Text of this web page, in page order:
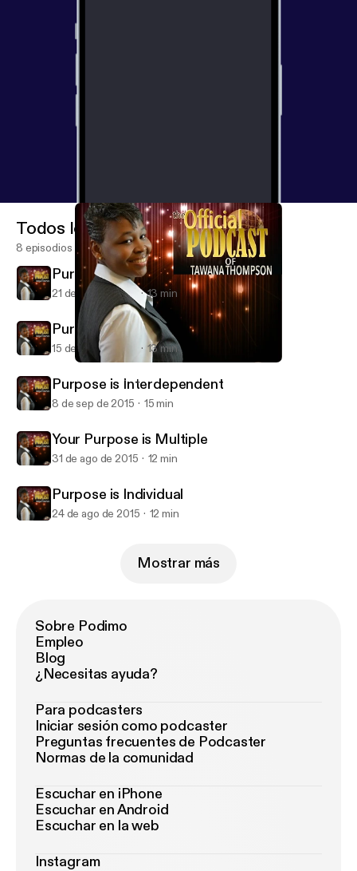
Tawana Thompson Ministries
Todos los episodios
8 episodios
Purpose is Resilient
21 de sep de 2015 13 min
Purpose is Permanent
15 de sep de 2015 13 min
Purpose is Interdependent
8 de sep de 2015 15 min
Your Purpose is Multiple
31 de ago de 2015 12 min
Purpose is Individual
24 de ago de 2015 12 min
Mostrar más
Sobre Podimo
Empleo
Blog
¿Necesitas ayuda?
Para podcasters
Iniciar sesión como podcaster
Preguntas frecuentes de Podcaster
Normas de la comunidad
Escuchar en iPhone
Escuchar en Android
Escuchar en la web
Instagram